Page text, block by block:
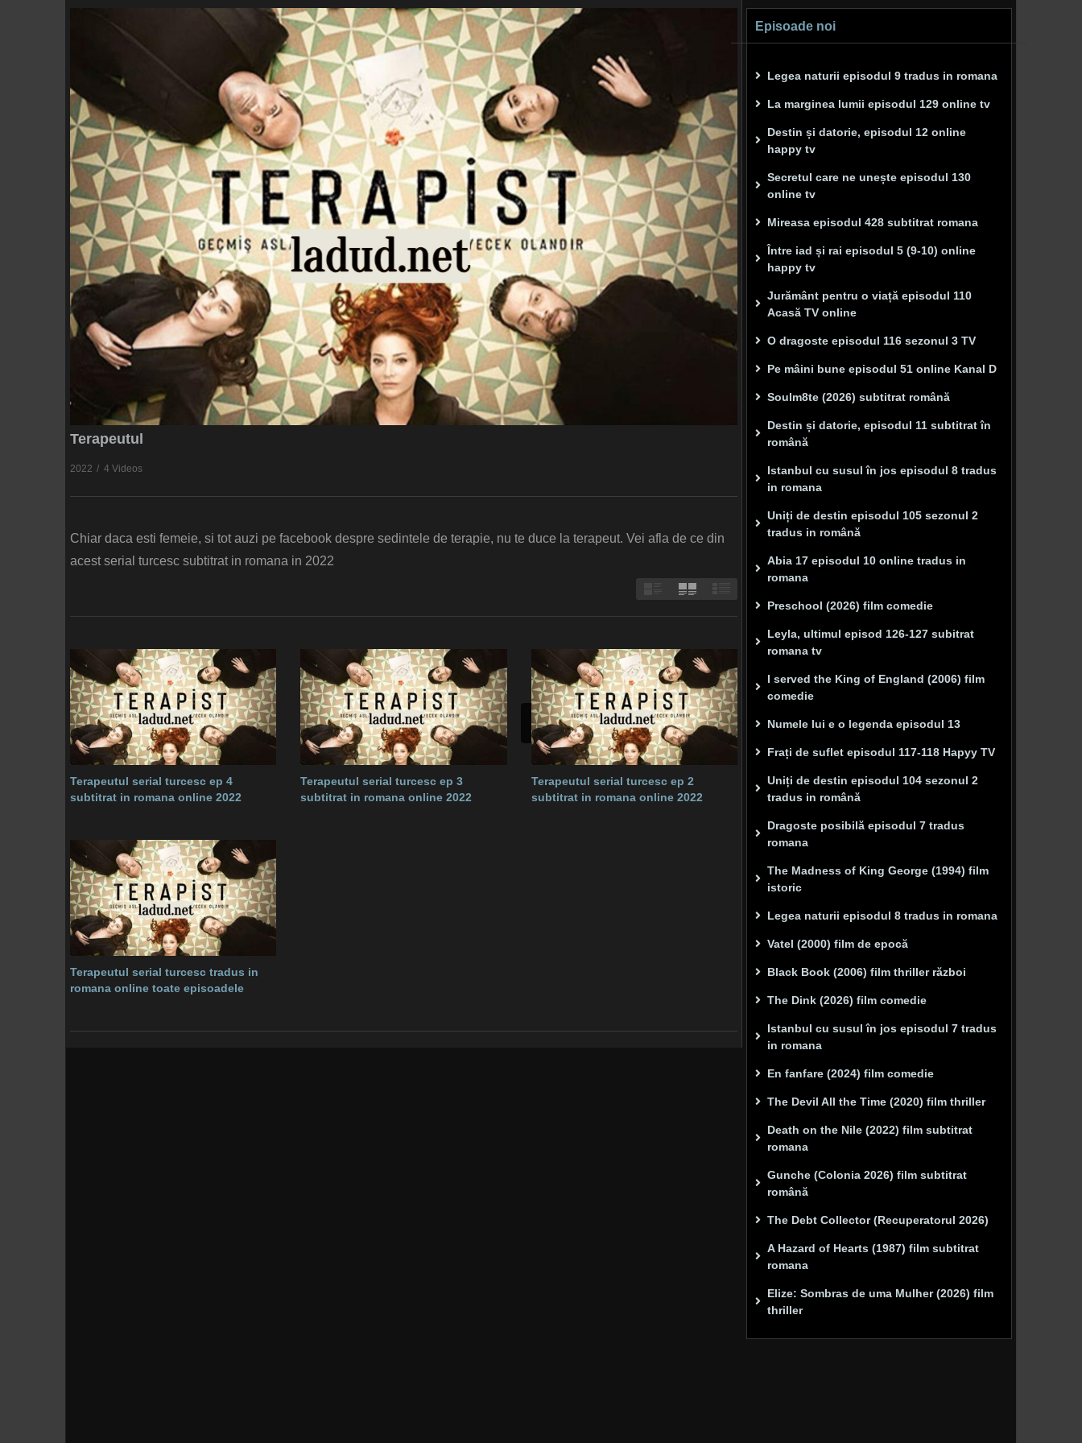
Terapeutul
2022 4 Videos
Chiar daca esti femeie, si tot auzi pe facebook despre sedintele de terapie, nu te duce la terapeut. Vei afla de ce din
acest serial turcesc subtitrat in romana in 2022
Terapeutul serial turcesc ep 4
subtitrat in romana online 2022
Terapeutul serial turcesc ep 3
subtitrat in romana online 2022
Terapeutul serial turcesc ep 2
subtitrat in romana online 2022
Terapeutul serial turcesc tradus in
romana online toate episoadele
Episoade noi
Legea naturii episodul 9 tradus in romana
La marginea lumii episodul 129 online tv
Destin și datorie, episodul 12 online
happy tv
Secretul care ne unește episodul 130
online tv
Mireasa episodul 428 subtitrat romana
Între iad și rai episodul 5 (9-10) online
happy tv
Jurământ pentru o viață episodul 110
Acasă TV online
O dragoste episodul 116 sezonul 3 TV
Pe mâini bune episodul 51 online Kanal D
Soulm8te (2026) subtitrat română
Destin și datorie, episodul 11 subtitrat în
română
Istanbul cu susul în jos episodul 8 tradus
in romana
Uniți de destin episodul 105 sezonul 2
tradus in română
Abia 17 episodul 10 online tradus in
romana
Preschool (2026) film comedie
Leyla, ultimul episod 126-127 subitrat
romana tv
I served the King of England (2006) film
comedie
Numele lui e o legenda episodul 13
Frați de suflet episodul 117-118 Hapyy TV
Uniți de destin episodul 104 sezonul 2
tradus in română
Dragoste posibilă episodul 7 tradus
romana
The Madness of King George (1994) film
istoric
Legea naturii episodul 8 tradus in romana
Vatel (2000) film de epocă
Black Book (2006) film thriller război
The Dink (2026) film comedie
Istanbul cu susul în jos episodul 7 tradus
in romana
En fanfare (2024) film comedie
The Devil All the Time (2020) film thriller
Death on the Nile (2022) film subtitrat
romana
Gunche (Colonia 2026) film subtitrat
română
The Debt Collector (Recuperatorul 2026)
A Hazard of Hearts (1987) film subtitrat
romana
Elize: Sombras de uma Mulher (2026) film
thriller